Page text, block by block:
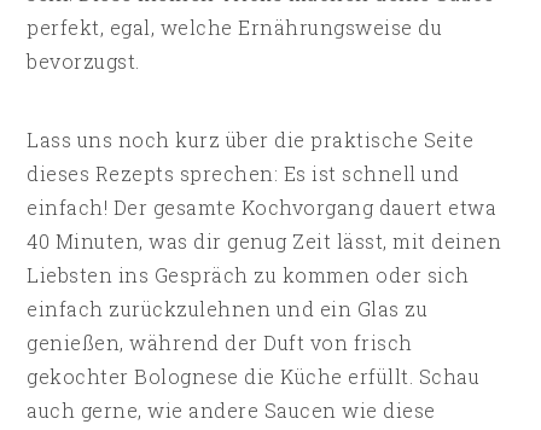
perfekt, egal, welche Ernährungsweise du
bevorzugst.
Lass uns noch kurz über die praktische Seite
dieses Rezepts sprechen: Es ist schnell und
einfach! Der gesamte Kochvorgang dauert etwa
40 Minuten, was dir genug Zeit lässt, mit deinen
Liebsten ins Gespräch zu kommen oder sich
einfach zurückzulehnen und ein Glas zu
genießen, während der Duft von frisch
gekochter Bolognese die Küche erfüllt. Schau
auch gerne, wie andere Saucen wie diese